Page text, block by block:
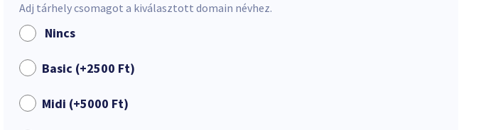
Adj tárhely csomagot a kiválasztott domain névhez.
Nincs
Basic (+2500 Ft)
Midi (+5000 Ft)